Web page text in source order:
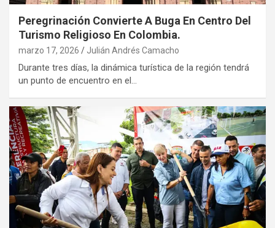
Peregrinación Convierte A Buga En Centro Del
Turismo Religioso En Colombia.
marzo 17, 2026 Julián Andrés Camacho
Durante tres días, la dinámica turística de la región tendrá
un punto de encuentro en el…